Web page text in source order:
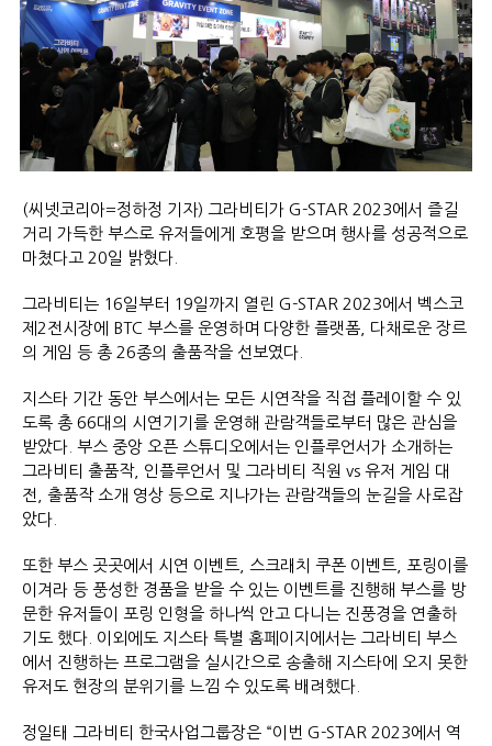
(씨넷코리아=정하정 기자) 그라비티가 G-STAR 2023에서 즐길
거리 가득한 부스로 유저들에게 호평을 받으며 행사를 성공적으로
마쳤다고 20일 밝혔다.
그라비티는 16일부터 19일까지 열린 G-STAR 2023에서 벡스코
제2전시장에 BTC 부스를 운영하며 다양한 플랫폼, 다채로운 장르
의 게임 등 총 26종의 출품작을 선보였다.
지스타 기간 동안 부스에서는 모든 시연작을 직접 플레이할 수 있
도록 총 66대의 시연기기를 운영해 관람객들로부터 많은 관심을
받았다. 부스 중앙 오픈 스튜디오에서는 인플루언서가 소개하는
그라비티 출품작, 인플루언서 및 그라비티 직원 vs 유저 게임 대
전, 출품작 소개 영상 등으로 지나가는 관람객들의 눈길을 사로잡
았다.
또한 부스 곳곳에서 시연 이벤트, 스크래치 쿠폰 이벤트, 포링이를
이겨라 등 풍성한 경품을 받을 수 있는 이벤트를 진행해 부스를 방
문한 유저들이 포링 인형을 하나씩 안고 다니는 진풍경을 연출하
기도 했다. 이외에도 지스타 특별 홈페이지에서는 그라비티 부스
에서 진행하는 프로그램을 실시간으로 송출해 지스타에 오지 못한
유저도 현장의 분위기를 느낌 수 있도록 배려했다.
정일태 그라비티 한국사업그룹장은 “이번 G-STAR 2023에서 역